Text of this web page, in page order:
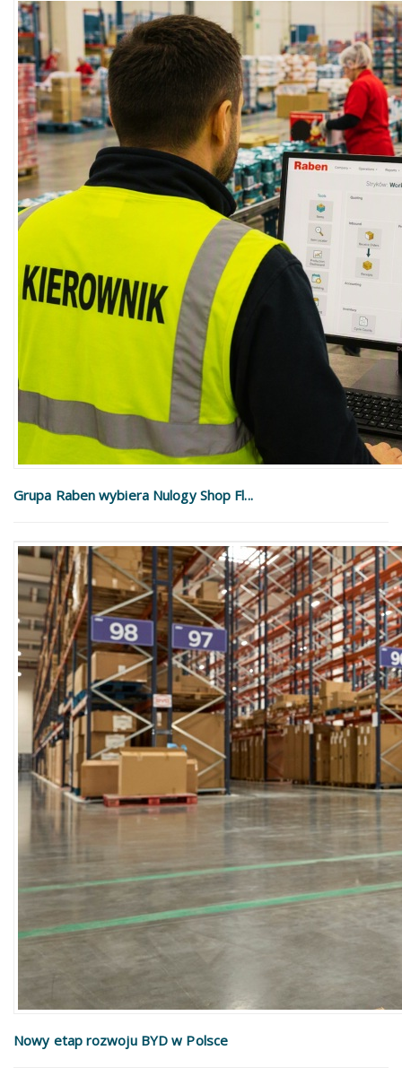
Grupa Raben wybiera Nulogy Shop Fl...
Nowy etap rozwoju BYD w Polsce